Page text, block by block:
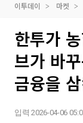
이투데이 마켓
한투가
브가 바
금융을
입력 2026-04-06